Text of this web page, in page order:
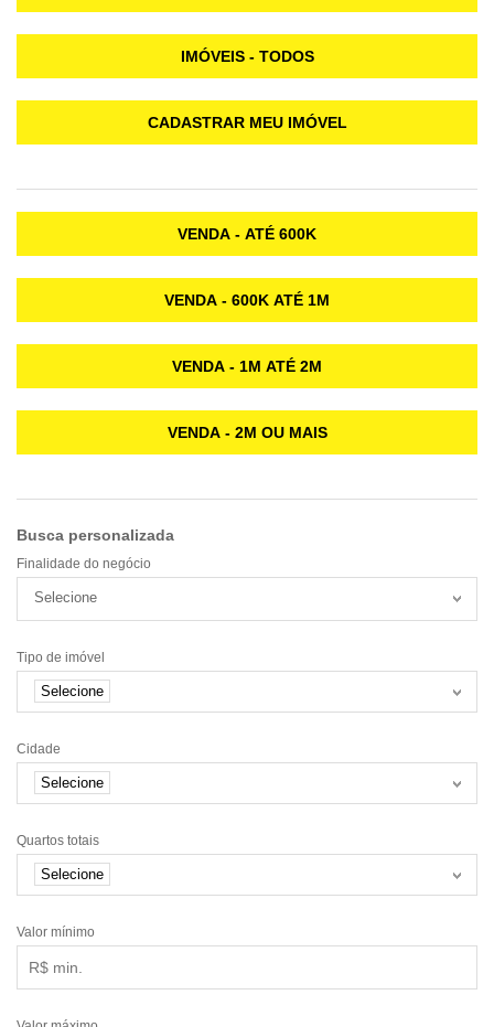
IMÓVEIS - TODOS
CADASTRAR MEU IMÓVEL
VENDA - ATÉ 600K
VENDA - 600K ATÉ 1M
VENDA - 1M ATÉ 2M
VENDA - 2M OU MAIS
Busca personalizada
Finalidade do negócio
Selecione
Tipo de imóvel
Selecione
Cidade
Selecione
Quartos totais
Selecione
Valor mínimo